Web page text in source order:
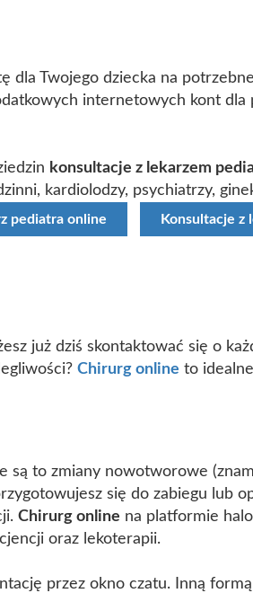
Twojego dziecka na
internetowych kont dla
konsultacje z lekarzem
kardiolodzy, psychiatrzy,
pediatra online Konsultacje z
już dziś skontaktować się o
Chirurg online to
są to zmiany nowotworowe
się do zabiegu lub
Chirurg online na platformie
oraz lekoterapii.
przez okno czatu. Inną